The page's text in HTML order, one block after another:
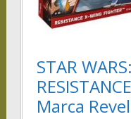
STAR
Marca